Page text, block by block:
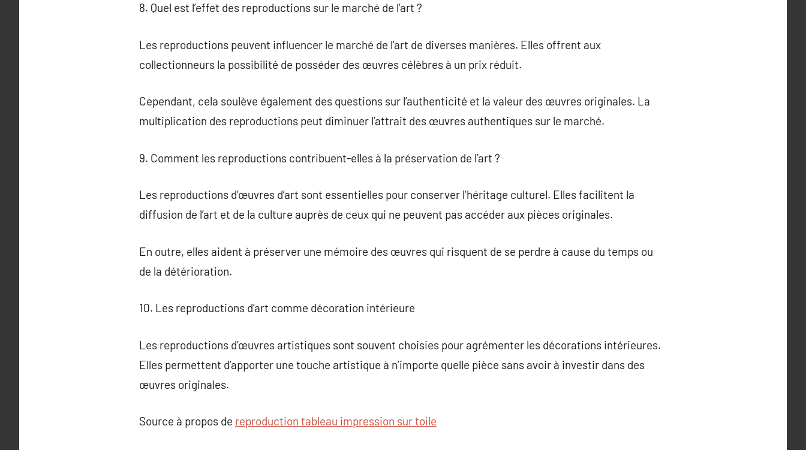
8. Quel est l’effet des reproductions sur le marché de l’art ?
Les reproductions peuvent influencer le marché de l’art de diverses manières. Elles offrent aux
collectionneurs la possibilité de posséder des œuvres célèbres à un prix réduit.
Cependant, cela soulève également des questions sur l’authenticité et la valeur des œuvres originales. La
multiplication des reproductions peut diminuer l’attrait des œuvres authentiques sur le marché.
9. Comment les reproductions contribuent-elles à la préservation de l’art ?
Les reproductions d’œuvres d’art sont essentielles pour conserver l’héritage culturel. Elles facilitent la
diffusion de l’art et de la culture auprès de ceux qui ne peuvent pas accéder aux pièces originales.
En outre, elles aident à préserver une mémoire des œuvres qui risquent de se perdre à cause du temps ou
de la détérioration.
10. Les reproductions d’art comme décoration intérieure
Les reproductions d’œuvres artistiques sont souvent choisies pour agrémenter les décorations intérieures.
Elles permettent d’apporter une touche artistique à n’importe quelle pièce sans avoir à investir dans des
œuvres originales.
Source à propos de reproduction tableau impression sur toile